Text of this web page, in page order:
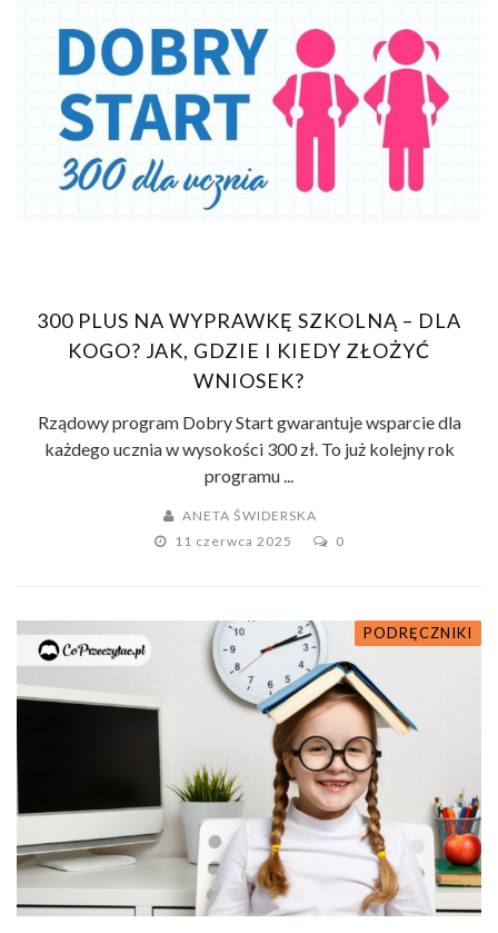
300 PLUS NA WYPRAWKĘ SZKOLNĄ – DLA
KOGO? JAK, GDZIE I KIEDY ZŁOŻYĆ
WNIOSEK?
Rządowy program Dobry Start gwarantuje wsparcie dla
każdego ucznia w wysokości 300 zł. To już kolejny rok
programu ...
ANETA ŚWIDERSKA
11 czerwca 2025
0
PODRĘCZNIKI